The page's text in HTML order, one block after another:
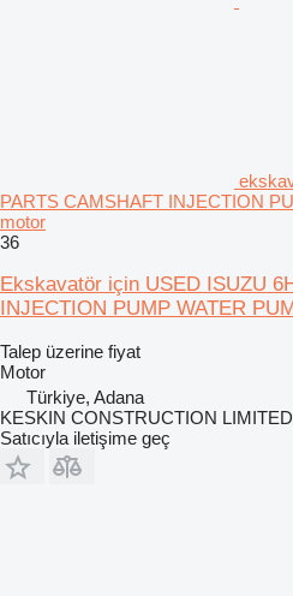
PARTS CAMSHAFT INJECTION
motor
36
Ekskavatör için USED ISUZU
INJECTION PUMP WATER
Talep üzerine fiyat
Motor
Türkiye, Adana
KESKIN CONSTRUCTION
Satıcıyla iletişime geç